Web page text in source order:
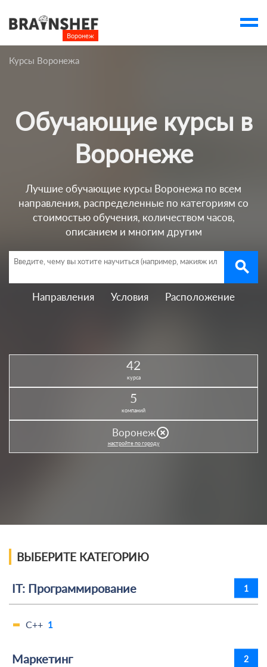
Воронеж
Курсы Воронежа
Ивенты
Люди
Курсы Воронежа
Обучающие курсы в
Воронеже
Лучшие обучающие курсы Воронежа по всем
направления, распределенные по категориям со
стоимостью обучения, количеством часов,
описанием и многим другим
search
Направления Условия Расположение
42
курса
5
компаний
Воронежhighlight_off
настройте по городу
ВЫБЕРИТЕ КАТЕГОРИЮ
IT: Программирование 1
C++ 1
Маркетинг 2